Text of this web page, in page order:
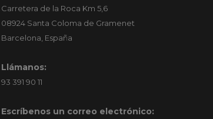
Carretera de la Roca Km 5,6
08924 Santa Coloma de Gramenet
Barcelona, España
Llámanos:
93 391 90 11
Escríbenos un correo electrónico: